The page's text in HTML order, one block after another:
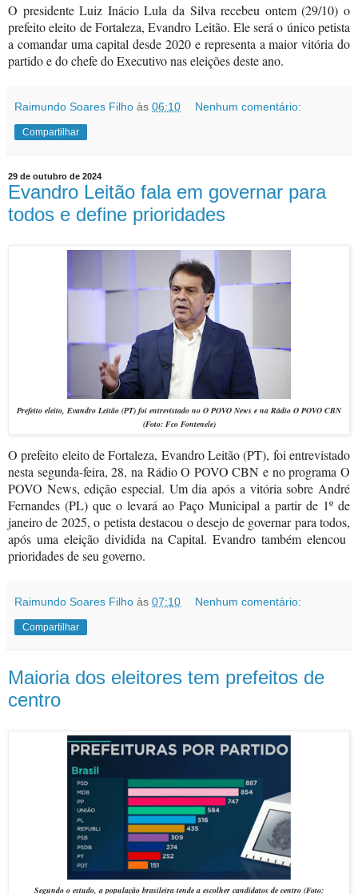
O presidente Luiz Inácio Lula da Silva recebeu ontem (29/10) o
prefeito eleito de Fortaleza, Evandro Leitão. Ele será o único petista
a comandar uma capital desde 2020 e representa a maior vitória do
partido e do chefe do Executivo nas eleições deste ano.
Raimundo Soares Filho às 06:10 Nenhum comentário:
Compartilhar
29 de outubro de 2024
Evandro Leitão fala em governar para
todos e define prioridades
Prefeito eleito, Evandro Leitão (PT) foi entrevistado no O POVO News e na Rádio O POVO CBN
(Foto: Fco Fontenele)
O prefeito eleito de Fortaleza, Evandro Leitão (PT), foi entrevistado
nesta segunda-feira, 28, na Rádio O POVO CBN e no programa O
POVO News, edição especial. Um dia após a vitória sobre André
Fernandes (PL) que o levará ao Paço Municipal a partir de 1º de
janeiro de 2025, o petista destacou o desejo de governar para todos,
após uma eleição dividida na Capital. Evandro também elencou
prioridades de seu governo.
Raimundo Soares Filho às 07:10 Nenhum comentário:
Compartilhar
Maioria dos eleitores tem prefeitos de
centro
Segundo o estudo, a população brasileira tende a escolher candidatos de centro (Foto: